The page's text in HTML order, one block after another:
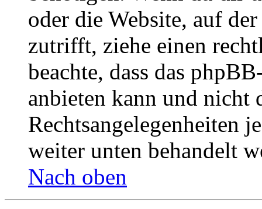
oder die Website, auf
zutrifft, ziehe einen
beachte, dass das
anbieten kann und nicht
Rechtsangelegenheiten
weiter unten behandelt
Nach oben